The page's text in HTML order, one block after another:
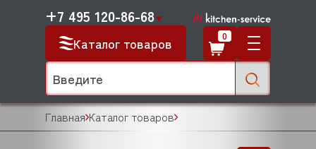
Каталог товаров
+7 495 120-86-68
0
Главная Каталог товаров